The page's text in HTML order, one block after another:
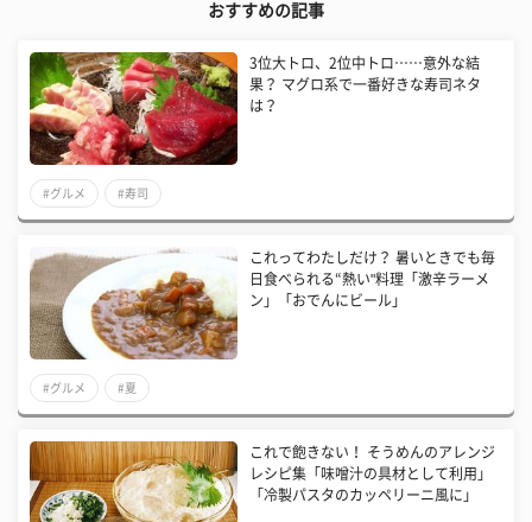
おすすめの記事
3位大トロ、2位中トロ……意外な結
果？ マグロ系で一番好きな寿司ネタ
は？
#グルメ #寿司
これってわたしだけ？ 暑いときでも毎
日食べられる“熱い"料理「激辛ラーメ
ン」「おでんにビール」
#グルメ #夏
これで飽きない！ そうめんのアレンジ
レシピ集「味噌汁の具材として利用」
「冷製パスタのカッペリーニ風に」